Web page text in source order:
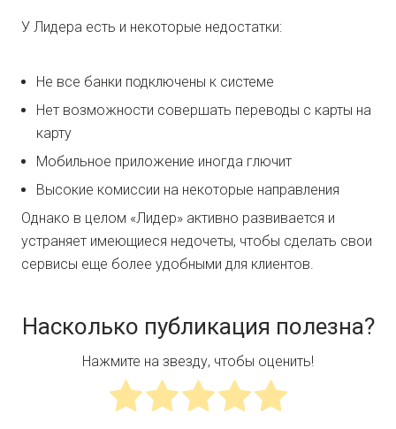
У Лидера есть и некоторые недостатки:
Не все банки подключены к системе
Нет возможности совершать переводы с карты на
карту
Мобильное приложение иногда глючит
Высокие комиссии на некоторые направления
Однако в целом «Лидер» активно развивается и
устраняет имеющиеся недочеты, чтобы сделать свои
сервисы еще более удобными для клиентов.
Насколько публикация полезна?
Нажмите на звезду, чтобы оценить!